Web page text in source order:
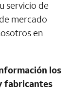
servicio de
mercado
en
los
fabricantes